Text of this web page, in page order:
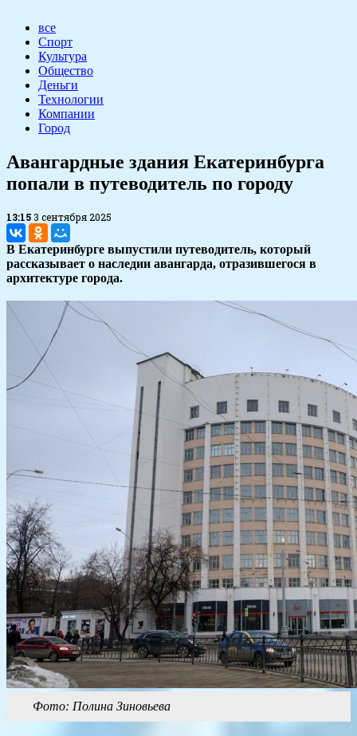
все
Спорт
Культура
Общество
Деньги
Технологии
Компании
Город
​Авангардные здания Екатеринбурга
попали в путеводитель по городу
13:15 3 сентября 2025
В Екатеринбурге выпустили путеводитель, который
рассказывает о наследии авангарда, отразившегося в
архитектуре города.
Фото: Полина Зиновьева